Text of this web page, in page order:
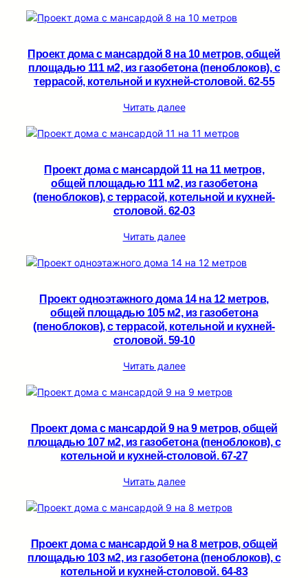
Проект дома с мансардой 8 на 10 метров, общей
площадью 111 м2, из газобетона (пеноблоков), c
террасой, котельной и кухней-столовой. 62-55
Читать далее
Проект дома с мансардой 11 на 11 метров,
общей площадью 111 м2, из газобетона
(пеноблоков), c террасой, котельной и кухней-
столовой. 62-03
Читать далее
Проект одноэтажного дома 14 на 12 метров,
общей площадью 105 м2, из газобетона
(пеноблоков), c террасой, котельной и кухней-
столовой. 59-10
Читать далее
Проект дома с мансардой 9 на 9 метров, общей
площадью 107 м2, из газобетона (пеноблоков), c
котельной и кухней-столовой. 67-27
Читать далее
Проект дома с мансардой 9 на 8 метров, общей
площадью 103 м2, из газобетона (пеноблоков), c
котельной и кухней-столовой. 64-83